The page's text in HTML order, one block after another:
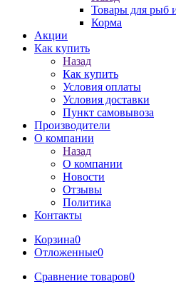
Товары для рыб
Корма
Акции
Как купить
Назад
Как купить
Условия оплаты
Условия доставки
Пункт самовывоза
Производители
О компании
Назад
О компании
Новости
Отзывы
Политика
Контакты
Корзина0
Отложенные0
Сравнение товаров0